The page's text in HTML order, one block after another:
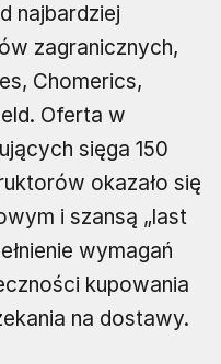
najbardziej
zagranicznych,
Chomerics,
Oferta w
sięga 150
okazało się
i szansą „last
wymagań
kupowania
na dostawy.